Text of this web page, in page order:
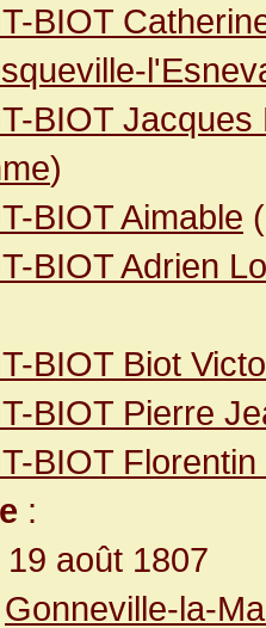
BIOT
BIOT Jacques
)
BIOT Aimable
BIOT Adrien
BIOT Biot
BIOT Pierre
BIOT
:
19 août 1807
Gonneville-la-